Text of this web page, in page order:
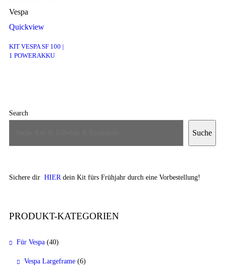
Quickview
KIT VESPA SF 100 |
1 POWERAKKU
Search
Suche
Sichere dir HIERdein Kit fürs Frühjahr durch eine Vorbestellung!
PRODUKT-KATEGORIEN
Für Vespa (40)
Vespa Largeframe (6)